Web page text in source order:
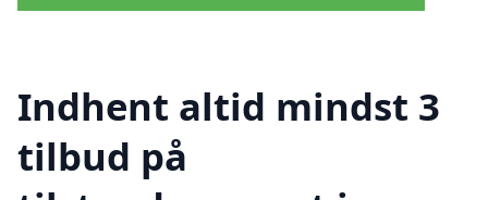
Indhent altid mindst 3
tilbud på